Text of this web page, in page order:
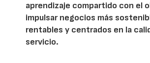
aprendizaje compartido con el
impulsar negocios más
rentables y centrados en la
servicio.